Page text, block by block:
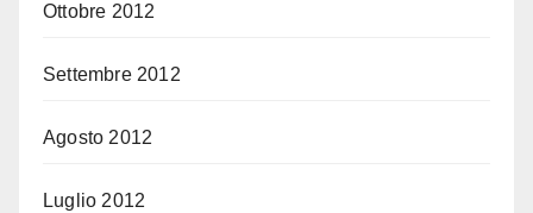
Ottobre 2012
Settembre 2012
Agosto 2012
Luglio 2012